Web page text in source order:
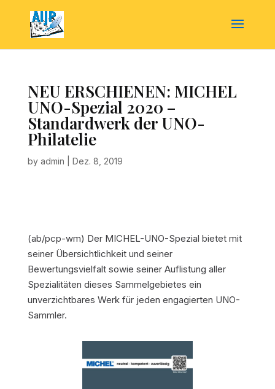
NEU ERSCHIENEN: MICHEL
UNO-Spezial 2020 –
Standardwerk der UNO-
Philatelie
by admin Dez. 8, 2019
(ab/pcp-wm) Der MICHEL-UNO-Spezial bietet mit
seiner Übersichtlichkeit und seiner
Bewertungsvielfalt sowie seiner Auflistung aller
Spezialitäten dieses Sammelgebietes ein
unverzichtbares Werk für jeden engagierten UNO-
Sammler.